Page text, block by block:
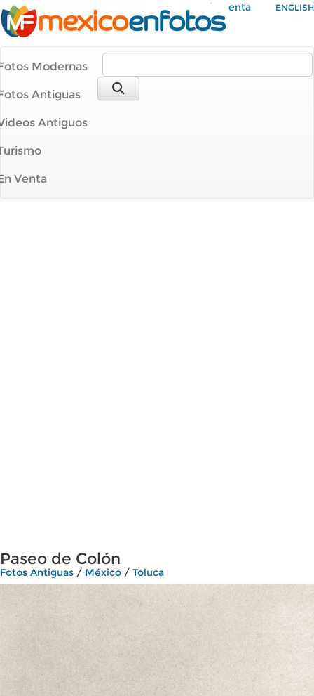
Mi Cuenta ENGLISH
Modernas
Antiguas
Antiguos
Venta
Paseo de Colón
Fotos Antiguas / México / Toluca